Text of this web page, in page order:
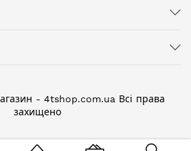
- 4tshop.com.ua Всі права
захищено